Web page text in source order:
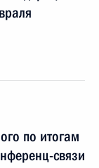
по итогам
связи